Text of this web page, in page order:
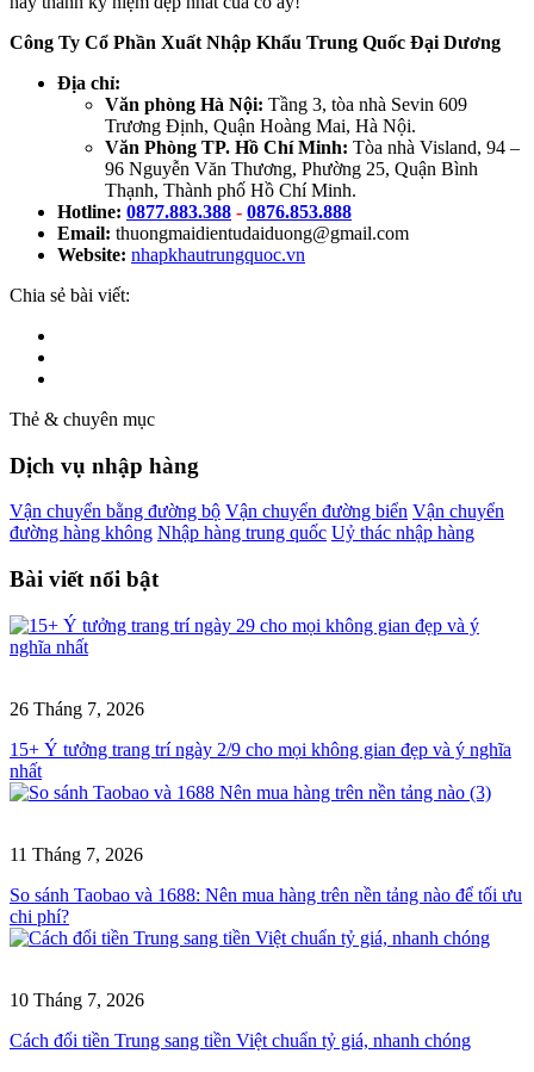
Công Ty Cổ Phần Xuất Nhập Khẩu Trung Quốc Đại Dương
Địa chỉ:
Văn phòng Hà Nội: Tầng 3, tòa nhà Sevin 609
Trương Định, Quận Hoàng Mai, Hà Nội.
Văn Phòng TP. Hồ Chí Minh: Tòa nhà Visland, 94 –
96 Nguyễn Văn Thương, Phường 25, Quận Bình
Thạnh, Thành phố Hồ Chí Minh.
Hotline: 0877.883.388 - 0876.853.888
Email: thuongmaidientudaiduong@gmail.com
Website: nhapkhautrungquoc.vn
Chia sẻ bài viết:
Thẻ & chuyên mục
Dịch vụ nhập hàng
Vận chuyển bằng đường bộ Vận chuyển đường biển Vận chuyển
đường hàng không Nhập hàng trung quốc Uỷ thác nhập hàng
Bài viết nổi bật
26 Tháng 7, 2026
15+ Ý tưởng trang trí ngày 2/9 cho mọi không gian đẹp và ý nghĩa
nhất
11 Tháng 7, 2026
So sánh Taobao và 1688: Nên mua hàng trên nền tảng nào để tối ưu
chi phí?
10 Tháng 7, 2026
Cách đổi tiền Trung sang tiền Việt chuẩn tỷ giá, nhanh chóng